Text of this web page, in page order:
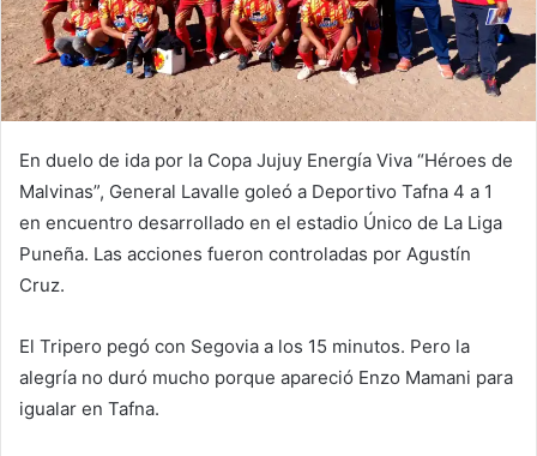
En duelo de ida por la Copa Jujuy Energía Viva “Héroes de
Malvinas”, General Lavalle goleó a Deportivo Tafna 4 a 1
en encuentro desarrollado en el estadio Único de La Liga
Puneña. Las acciones fueron controladas por Agustín
Cruz.
El Tripero pegó con Segovia a los 15 minutos. Pero la
alegría no duró mucho porque apareció Enzo Mamani para
igualar en Tafna.